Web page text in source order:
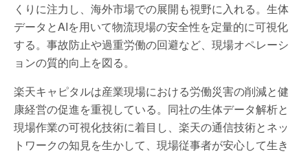
くりに注力し、海外市場での展開も視野に入れる。生体
データとAIを用いて物流現場の安全性を定量的に可視化
する。事故防止や過重労働の回避など、現場オペレーシ
ョンの質的向上を図る。
楽天キャピタルは産業現場における労働災害の削減と健
康経営の促進を重視している。同社の生体データ解析と
現場作業の可視化技術に着目し、楽天の通信技術とネッ
トワークの知見を生かして、現場従事者が安心して生き